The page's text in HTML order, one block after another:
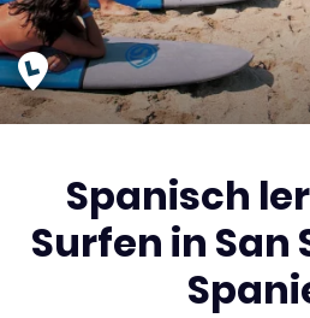
Spanisch
Surfen in San